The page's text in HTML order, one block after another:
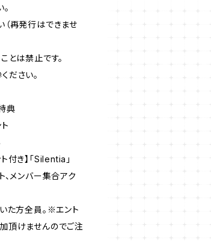
（再発行はできませ
とは禁止です。
ださい。
特典
付き】「Silentia」
メンバー集合アク
た方全員。※エント
頂けませんのでご注